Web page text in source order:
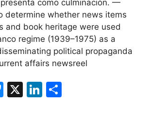
como culminación. —
determine whether news items
and book heritage were used
regime (1939–1975) as a
political propaganda
affairs newsreel
Bl X
Li